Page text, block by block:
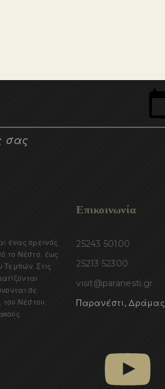
σας
ένας ορεινός
το Νέστο, έως
Στις
σε
Νέστου,
Επικοινωνία
25243 50100
25213 52300
visit@paranesti.gr
Παρανέστι, Δράμας